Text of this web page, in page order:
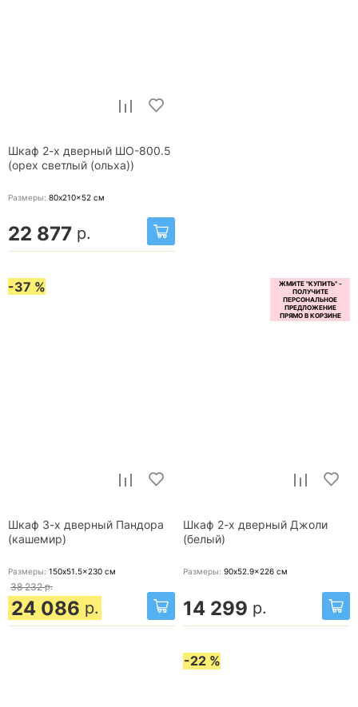
Шкаф 2-х дверный ШО-800.5
(орех светлый (ольха))
Размеры: 80x210x52 см
22 877 р.
-37 %
Шкаф 3-х дверный Пандора
(кашемир)
Размеры: 150x51.5x230 см
38 232 р.
24 086 р.
Шкаф 2-х дверный Джоли
(белый)
Размеры: 90x52.9x226 см
14 299 р.
-22 %